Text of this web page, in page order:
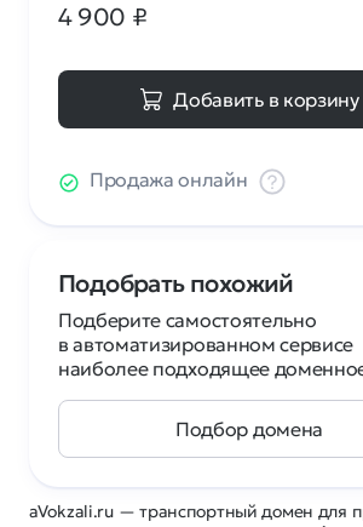
aVokzali.ru — транспортный домен для
4 900 ₽
Добавить в корзину
Продажа онлайн
Подобрать похожий
Подберите самостоятельно
в автоматизированном сервисе
наиболее подходящее
Подбор домена